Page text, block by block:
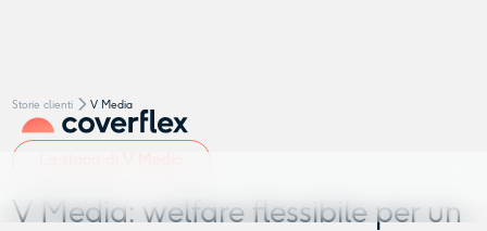
Storie clienti V Media
V Media: welfare flessibile per un